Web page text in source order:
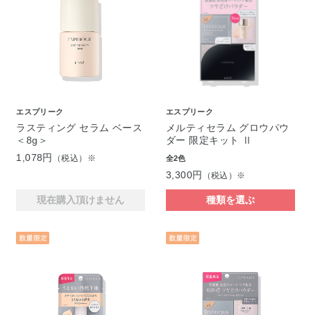
エスプリーク
ラスティング セラム ベース
＜8g＞
1,078円
（税込）※
現在購入頂けません
エスプリーク
メルティセラム グロウパウ
ダー 限定キット Ⅱ
全2色
3,300円 （税込）※
種類を選ぶ